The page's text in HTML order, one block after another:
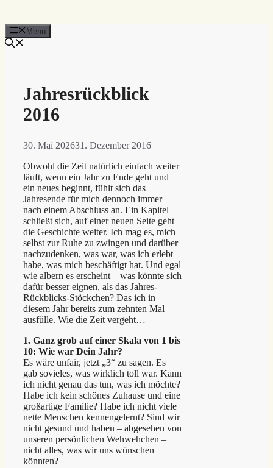
Menü
Jahresrückblick
2016
30. Mai 202631. Dezember 2016
Obwohl die Zeit natürlich einfach weiter
läuft, wenn ein Jahr zu Ende geht und
ein neues beginnt, fühlt sich das
Jahresende für mich dennoch immer
nach einem Abschluss an. Ein Kapitel
schließt sich, auf einer neuen Seite geht
die Geschichte weiter. Ich mag es, mich
selbst zur Ruhe zu zwingen und darüber
nachzudenken, was war, was ich erlebt
habe, was mich beschäftigt hat. Und egal
wie albern es erscheint – was könnte sich
dafür besser eignen, als das Jahres-
Rückblicks-Stöckchen? Das ich in
diesem Jahr bereits zum zehnten Mal
ausfülle. Wie die Zeit vergeht…
1. Ganz grob auf einer Skala von 1 bis
10: Wie war Dein Jahr?
Es wäre unfair, jetzt „3“ zu sagen. Es
gab sovieles, was wirklich toll war. Kann
ich nicht genau das tun, was ich möchte?
Habe ich kein schönes Zuhause und eine
großartige Familie? Habe ich nicht viele
nette Menschen kennengelernt? Sind wir
nicht gesund und haben – abgesehen von
unseren persönlichen Wehwehchen –
nicht alles, was wir uns wünschen
könnten?